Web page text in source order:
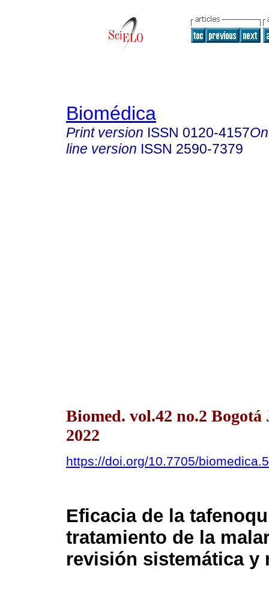
Biomédica
Print version ISSN 0120-4157
line version ISSN 2590-7379
Biomed. vol.42 no.2
2022
https://doi.org/10.7705/
Eficacia de la
tratamiento de la
revisión sistemática y